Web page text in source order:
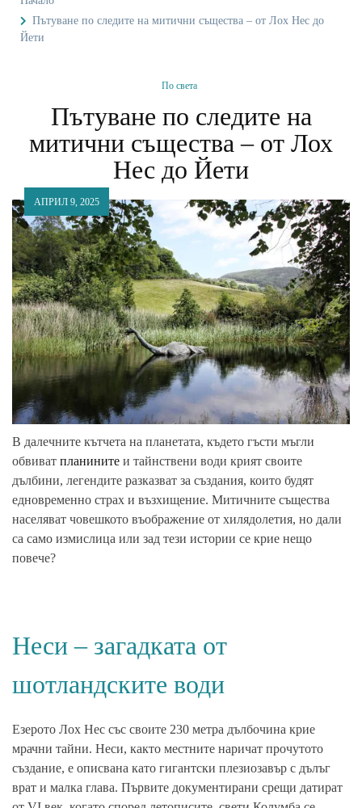
Пътуване по следите на митични същества – от Лох Нес до
Йети
По света
Пътуване по следите на
митични същества – от Лох
Нес до Йети
АПРИЛ 9, 2025
В далечните кътчета на планетата, където гъсти мъгли
обвиват планините и тайнствени води крият своите
дълбини, легендите разказват за създания, които будят
едновременно страх и възхищение. Митичните същества
населяват човешкото въображение от хилядолетия, но дали
са само измислица или зад тези истории се крие нещо
повече?
Неси – загадката от
шотландските води
Езерото Лох Нес със своите 230 метра дълбочина крие
мрачни тайни. Неси, както местните наричат прочутото
създание, е описвана като гигантски плезиозавър с дълъг
врат и малка глава. Първите документирани срещи датират